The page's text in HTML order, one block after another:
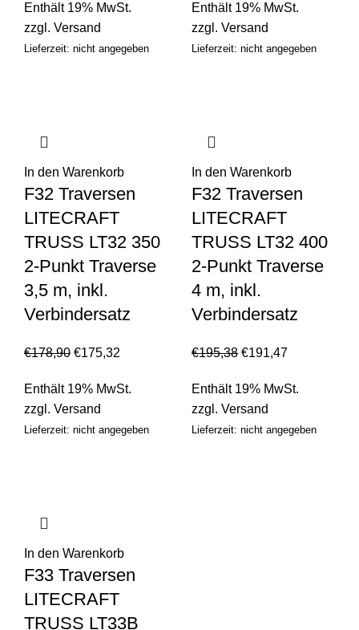
Enthält 19% MwSt.
zzgl. Versand
Lieferzeit: nicht angegeben
Enthält 19% MwSt.
zzgl. Versand
Lieferzeit: nicht angegeben
In den Warenkorb
F32 Traversen
LITECRAFT
TRUSS LT32 350
2-Punkt Traverse
3,5 m, inkl.
Verbindersatz
€178,90 €175,32
Enthält 19% MwSt.
zzgl. Versand
Lieferzeit: nicht angegeben
In den Warenkorb
F32 Traversen
LITECRAFT
TRUSS LT32 400
2-Punkt Traverse
4 m, inkl.
Verbindersatz
€195,38 €191,47
Enthält 19% MwSt.
zzgl. Versand
Lieferzeit: nicht angegeben
In den Warenkorb
F33 Traversen
LITECRAFT
TRUSS LT33B